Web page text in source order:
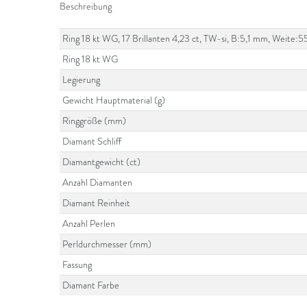
Beschreibung
Ring 18 kt WG, 17 Brillanten 4,23 ct, TW-si, B:5,1 mm,
Ring 18 kt WG
Legierung
Gewicht Hauptmaterial (g)
Ringgröße (mm)
Diamant Schliff
Diamantgewicht (ct)
Anzahl Diamanten
Diamant Reinheit
Anzahl Perlen
Perldurchmesser (mm)
Fassung
Diamant Farbe